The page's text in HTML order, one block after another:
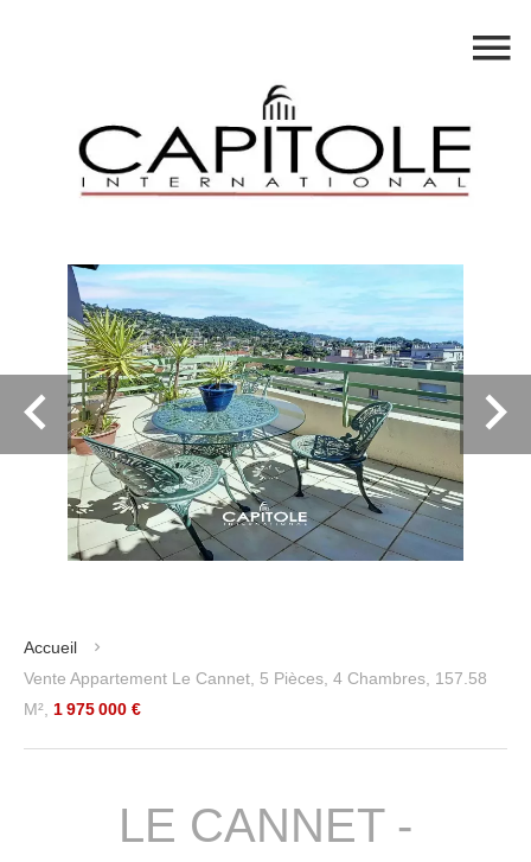
Accueil
Vente Appartement Le Cannet, 5 Pièces, 4 Chambres, 157.58
M², 1 975 000 €
LE CANNET -